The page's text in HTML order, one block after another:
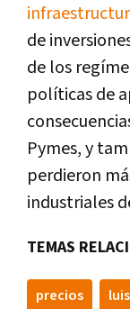
de
de los
políticas de
Pymes, y
perdieron
industriales
TEMAS
precios